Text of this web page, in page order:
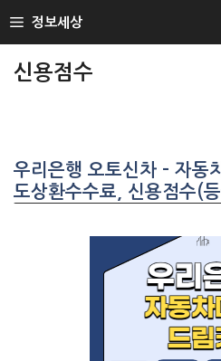
TO
정보세상
신용점수
우리은행 오토신차 – 자동
도상환수수료, 신용점수(